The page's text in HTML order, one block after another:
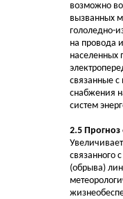
возможно
вызванных
гололедно-
на провода
населенных
связанные с
снабжения
систем
2.5 Прогноз
связанного
(обрыва)